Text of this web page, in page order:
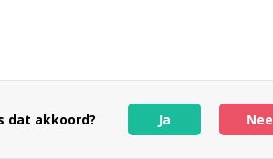
dat akkoord? Ja Nee